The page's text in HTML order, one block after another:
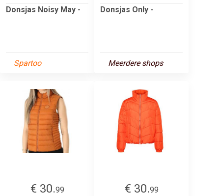
Donsjas Noisy May -
Spartoo
Donsjas Only -
Meerdere shops
€ 30.99 € 30.99